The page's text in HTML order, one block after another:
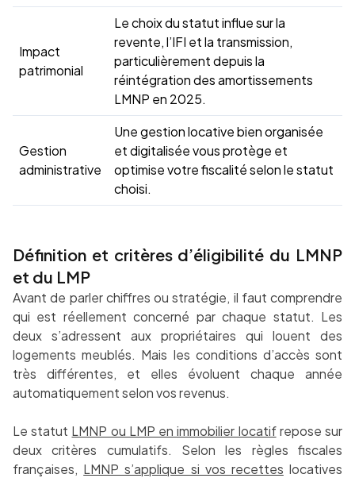
Impact
patrimonial
Le choix du statut influe sur la
revente, l’IFI et la transmission,
particulièrement depuis la
réintégration des amortissements
LMNP en 2025.
Gestion
administrative
Une gestion locative bien organisée
et digitalisée vous protège et
optimise votre fiscalité selon le statut
choisi.
Définition et critères d’éligibilité du LMNP
et du LMP
Avant de parler chiffres ou stratégie, il faut comprendre
qui est réellement concerné par chaque statut. Les
deux s’adressent aux propriétaires qui louent des
logements meublés. Mais les conditions d’accès sont
très différentes, et elles évoluent chaque année
automatiquement selon vos revenus.
Le statut LMNP ou LMP en immobilier locatifrepose sur
deux critères cumulatifs. Selon les règles fiscales
françaises, LMNP s’applique si vos recettes locatives